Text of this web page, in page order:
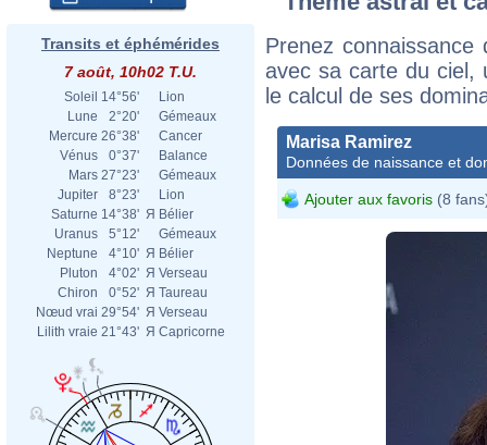
Transits et éphémérides
7 août, 10h02 T.U.
Soleil 14°56'
Lion
Lune
2°20'
Gémeaux
Mercure 26°38'
Cancer
Vénus
0°37'
Balance
Mars 27°23'
Gémeaux
Jupiter
8°23'
Lion
Saturne 14°38' Я Bélier
Uranus
5°12'
Gémeaux
Neptune
4°10' Я Bélier
Pluton
4°02' Я Verseau
Chiron
0°52' Я Taureau
Nœud vrai 29°54' Я Verseau
Lilith vraie 21°43' Я Capricorne
Prenez
avec sa carte du ciel,
le calcul de ses
Marisa Ramirez
Données de naissance et
Ajouter aux favoris (8